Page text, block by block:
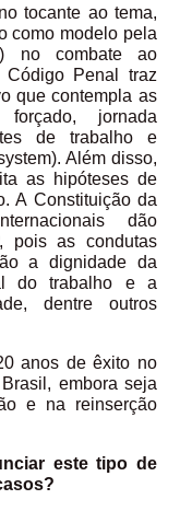
tocante ao tema,
como modelo pela
no combate ao
Penal traz
que contempla as
forçado, jornada
de trabalho e
Além disso,
as hipóteses de
A Constituição da
dão
pois as condutas
a dignidade da
do trabalho e a
dentre outros
anos de êxito no
embora seja
e na reinserção
este tipo de